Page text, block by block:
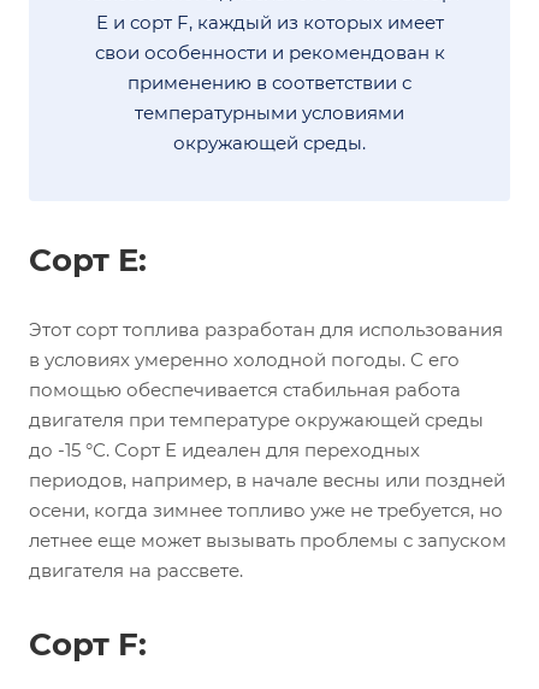
E и сорт F, каждый из которых имеет
свои особенности и рекомендован к
применению в соответствии с
температурными условиями
окружающей среды.
Сорт E:
Этот сорт топлива разработан для использования
в условиях умеренно холодной погоды. С его
помощью обеспечивается стабильная работа
двигателя при температуре окружающей среды
до -15 °С. Сорт E идеален для переходных
периодов, например, в начале весны или поздней
осени, когда зимнее топливо уже не требуется, но
летнее еще может вызывать проблемы с запуском
двигателя на рассвете.
Сорт F: